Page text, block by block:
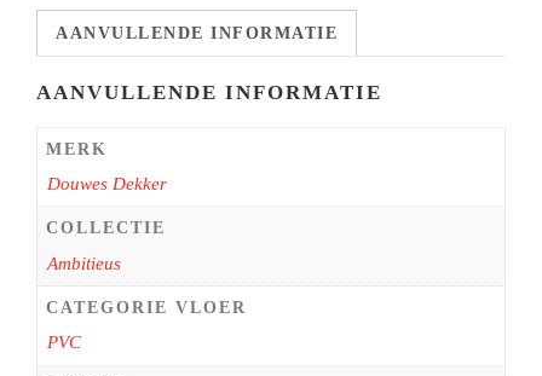
AANVULLENDE INFORMATIE
AANVULLENDE INFORMATIE
MERK
Douwes Dekker
COLLECTIE
Ambitieus
CATEGORIE VLOER
PVC